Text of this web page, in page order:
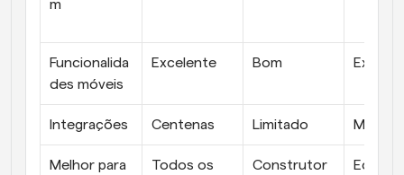
m
Funcionalida
des móveis
Excelente Bom
Integrações Centenas Limitado
Melhor para
Todos os
Construtor